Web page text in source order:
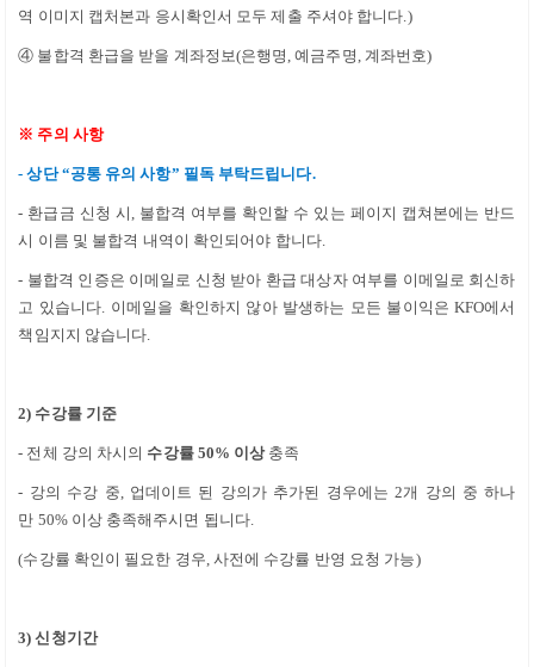
역 이미지 캡처본과 응시확인서 모두 제출 주셔야 합니다.)
④ 불합격 환급을 받을 계좌정보(은행명,예금주명, 계좌번호)
※ 주의 사항
-상단“공통 유의 사항” 필독 부탁드립니다.
- 환급금 신청 시, 불합격 여부를 확인할 수 있는 페이지 캡쳐본에는 반드
시 이름 및 불합격 내역이 확인되어야 합니다.
- 불합격 인증은 이메일로 신청 받아 환급 대상자 여부를 이메일로 회신하
고 있습니다. 이메일을 확인하지 않아 발생하는 모든 불이익은KFO에서
책임지지 않습니다.
2) 수강률 기준
- 전체 강의 차시의 수강률 50% 이상충족
- 강의 수강 중, 업데이트 된 강의가 추가된 경우에는2개 강의 중 하나
만 50% 이상 충족해주시면 됩니다.
(수강률 확인이 필요한 경우, 사전에 수강률 반영 요청 가능)
3)신청기간